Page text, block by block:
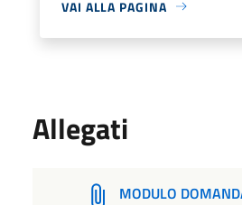
VAI ALLA PAGINA
Allegati
MODULO